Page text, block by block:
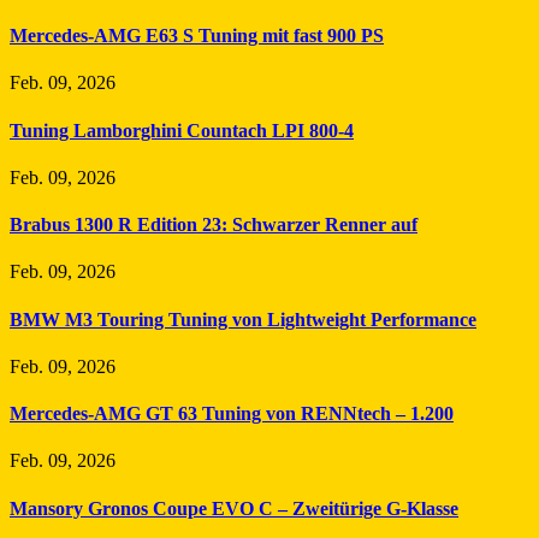
Mercedes-AMG E63 S Tuning mit fast 900 PS
Feb. 09, 2026
Tuning Lamborghini Countach LPI 800-4
Feb. 09, 2026
Brabus 1300 R Edition 23: Schwarzer Renner auf
Feb. 09, 2026
BMW M3 Touring Tuning von Lightweight Performance
Feb. 09, 2026
Mercedes-AMG GT 63 Tuning von RENNtech – 1.200
Feb. 09, 2026
Mansory Gronos Coupe EVO C – Zweitürige G-Klasse